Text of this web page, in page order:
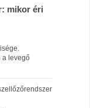
mikor éri
a levegő